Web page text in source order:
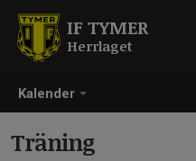
Kalender
IF TYMER
Herrlaget
Träning